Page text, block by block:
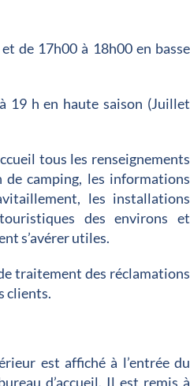
de 17h00 à 18h00 en basse
19 h en haute saison (Juillet
tous les renseignements
camping, les informations
les installations
des environs et
s’avérer utiles.
traitement des réclamations
clients.
est affiché à l’entrée du
d’accueil. Il est remis à